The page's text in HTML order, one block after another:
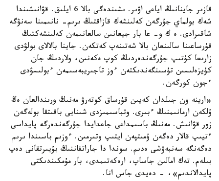
قازىر جاينانىڭ اياعى اۋىر. ىشىندەگى بالا 6 ايلىق. قۋانىشىندا
شەك بولماي جۇرگەن كەلىنشەك قازاقتىڭ ىرىم- نانىمىنا سەنۋگە
شاقىرادى. ە ك و- عا بار جيعانىن سالعانىمەن كەلىنشەكتىڭ
قۇرساعىنا سالىنعان بالا شەتىنەپ كەتكەن. جاينا بالالاى بولۋدى
زارىعا كۇتىپ جۇرگەندەردىڭ كوپ ەكەنىن، ولاردىڭ جان
كۇيزەلىسىن تۇسىنگەندىكتەن ءوز تاجىريبەسىمەن ءبولىسۋدى
ءجون كورگەن.
«ارينە ون جىلدان كەيىن قۇرساق كوتەرۋ مەنىڭ ورىندالعان ەڭ
ۇلكەن ارمانىمنىڭ ءبىرى. وتباسىمىزدى شىنايى باقىتقا بولەگەن
زور قۋانىش. مەنىڭ باسىمداعى جاعدايدا جۇرگەندەرگە پايداسى
ءتيىپ قالار دەگەن ۇمىتپەن ايتىپ وتىرمىن. ءوزىم باسىندا ىرىم
دەگەنگە سەنبەۋشى ەدىم. سوندا دا جاراتقاننىڭ بۇيىرتقانى دەپ
بىلەم. تەك امالىن جاساپ، ارەكەتىمدى، بار مۇمكىندىكتى
پايدالاندىم»، - دەيدى جاس انا.